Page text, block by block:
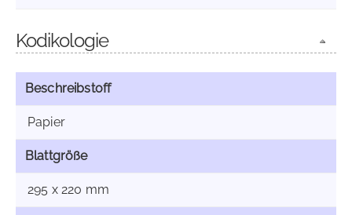
Kodikologie
Beschreibstoff
Papier
Blattgröße
295 x 220 mm